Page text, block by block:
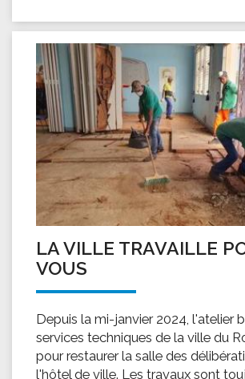
LA VILLE TRAVAILLE
VOUS
Depuis la mi-janvier 2024, l'atelier
services techniques de la ville du
pour restaurer la salle des
l'hôtel de ville. Les travaux sont